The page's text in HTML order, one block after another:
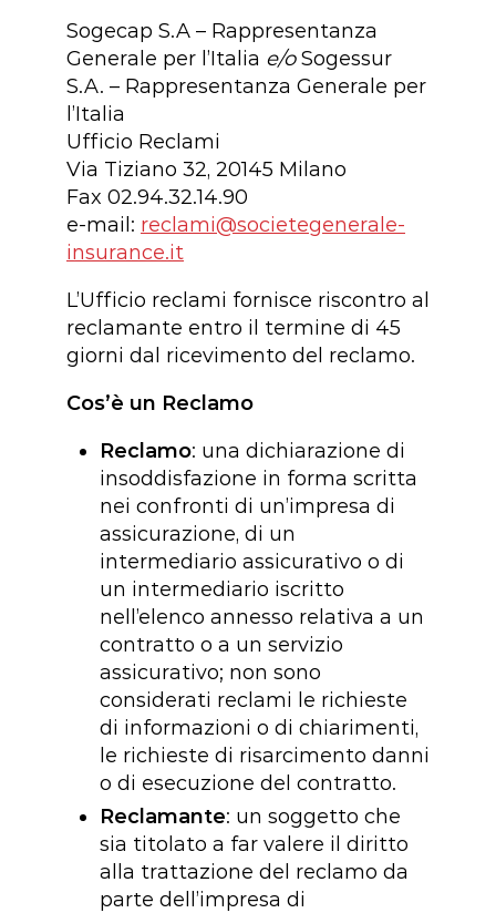
Sogecap S.A – Rappresentanza
Generale per l’Italia e/oSogessur
S.A. – Rappresentanza Generale per
l’Italia
Ufficio Reclami
Via Tiziano 32, 20145 Milano
Fax 02.94.32.14.90
e-mail: reclami@societegenerale-
insurance.it
L’Ufficio reclami fornisce riscontro al
reclamante entro il termine di 45
giorni dal ricevimento del reclamo.
Cos’è un Reclamo
Reclamo: una dichiarazione di
insoddisfazione in forma scritta
nei confronti di un’impresa di
assicurazione, di un
intermediario assicurativo o di
un intermediario iscritto
nell’elenco annesso relativa a un
contratto o a un servizio
assicurativo; non sono
considerati reclami le richieste
di informazioni o di chiarimenti,
le richieste di risarcimento danni
o di esecuzione del contratto.
Reclamante: un soggetto che
sia titolato a far valere il diritto
alla trattazione del reclamo da
parte dell’impresa di